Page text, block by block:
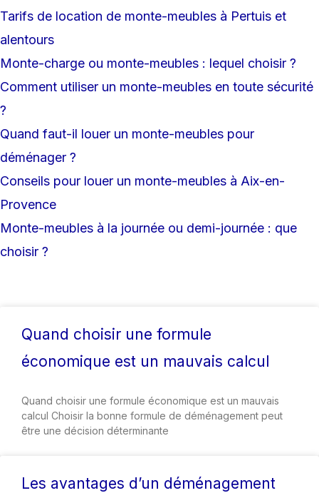
Tarifs de location de monte-meubles à Pertuis et
alentours
Monte-charge ou monte-meubles : lequel choisir ?
Comment utiliser un monte-meubles en toute sécurité
?
Quand faut-il louer un monte-meubles pour
déménager ?
Conseils pour louer un monte-meubles à Aix-en-
Provence
Monte-meubles à la journée ou demi-journée : que
choisir ?
Quand choisir une formule
économique est un mauvais calcul
Quand choisir une formule économique est un mauvais
calcul Choisir la bonne formule de déménagement peut
être une décision déterminante
Les avantages d’un déménagement